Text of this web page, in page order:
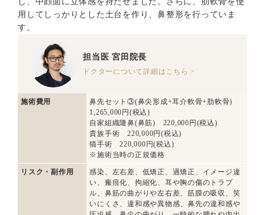
用してしっかりとした土台を作り、鼻整形を行っていま
す。
担当医 宮田院長
ドクターについて詳細はこちら >
施術費用
鼻先セット③(鼻尖形成+耳介軟骨+肋軟骨)
1,265,000円(税込)
自家組織隆鼻(鼻筋) 220,000円(税込)
貴族手術 220,000円(税込)
猫手術 220,000円(税込)
※施術当時の正規価格
リスク・副作用
感染、左右差、低矯正、過矯正、イメージ違
い、瘢痕化、拘縮化、耳や胸の傷のトラブ
ル、鼻筋の曲がりや左右差、筋膜の吸収、笑
いにくさ、違和感や異物感、鼻先の違和感や